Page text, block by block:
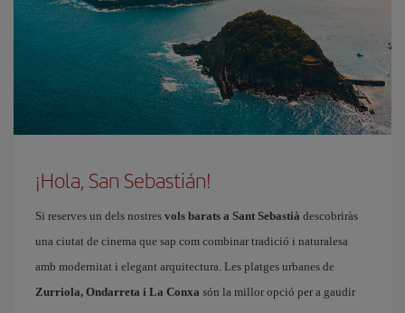
¡Hola, San Sebastián!
Si reserves un dels nostres vols barats a Sant Sebastià descobriràs
una ciutat de cinema que sap com combinar tradició i naturalesa
amb modernitat i elegant arquitectura. Les platges urbanes de
Zurriola, Ondarreta i La Conxa són la millor opció per a gaudir